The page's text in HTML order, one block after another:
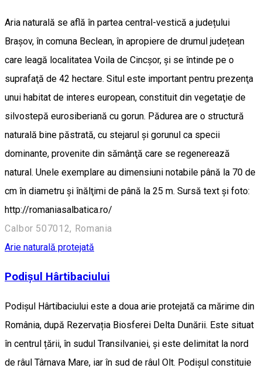
Aria naturală se află în partea central-vestică a județului
Brașov, în comuna Beclean, în apropiere de drumul județean
care leagă localitatea Voila de Cincșor, şi se întinde pe o
suprafaţă de 42 hectare. Situl este important pentru prezenţa
unui habitat de interes european, constituit din vegetaţie de
silvostepă eurosiberiană cu gorun. Pădurea are o structură
naturală bine păstrată, cu stejarul şi gorunul ca specii
dominante, provenite din sămânţă care se regenerează
natural. Unele exemplare au dimensiuni notabile până la 70 de
cm în diametru şi înălţimi de până la 25 m. Sursă text și foto:
http://romaniasalbatica.ro/
Calbor 507012, Romania
Arie naturală protejată
Podișul Hârtibaciului
Podișul Hârtibaciului este a doua arie protejată ca mărime din
România, după Rezervația Biosferei Delta Dunării. Este situat
în centrul țării, în sudul Transilvaniei, și este delimitat la nord
de râul Târnava Mare, iar în sud de râul Olt. Podișul constituie